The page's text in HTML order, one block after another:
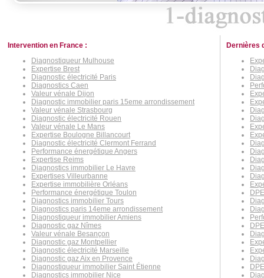
Intervention en France :
Diagnostiqueur Mulhouse
Expertise Brest
Diagnostic électricité Paris
Diagnostics Caen
Valeur vénale Dijon
Diagnostic immobilier paris 15eme arrondissement
Valeur vénale Strasbourg
Diagnostic électricité Rouen
Valeur vénale Le Mans
Expertise Boulogne Billancourt
Diagnostic électricité Clermont Ferrand
Performance énergétique Angers
Expertise Reims
Diagnostics immobilier Le Havre
Expertises Villeurbanne
Expertise immobilière Orléans
Performance énergétique Toulon
Diagnostics immobilier Tours
Diagnostics paris 14eme arrondissement
Diagnostiqueur immobilier Amiens
Diagnostic gaz Nîmes
Valeur vénale Besançon
Diagnostic gaz Montpellier
Diagnostic électricité Marseille
Diagnostic gaz Aix en Provence
Diagnostiqueur immobilier Saint Étienne
Diagnostics immobilier Nice
Dernières